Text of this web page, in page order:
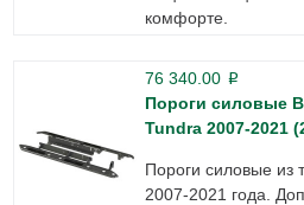
комфорте.
76 340.00 p
Пороги силовые
Tundra 2007-2021
Пороги силовые из
2007-2021 года.